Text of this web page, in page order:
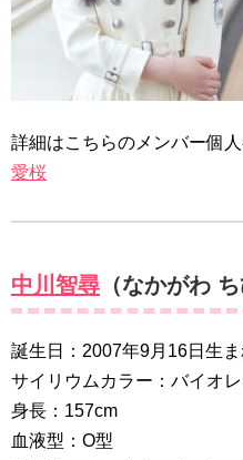
詳細はこちらのメンバー個
愛桜
中川智尋 （なかがわ ち
誕生日：2007年9月16日生ま
サイリウムカラー：バイオ
身長：157cm
血液型：O型